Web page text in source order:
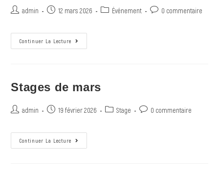
admin 12 mars 2026 Événement 0 commentaire
Continuer La Lecture
Stages de mars
admin 19 février 2026 Stage 0 commentaire
Continuer La Lecture